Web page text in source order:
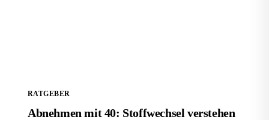
RATGEBER
Abnehmen mit 40: Stoffwechsel verstehen